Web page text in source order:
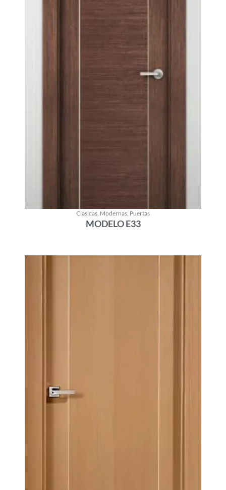
Clasicas Modernas Puertas
MODELO E33